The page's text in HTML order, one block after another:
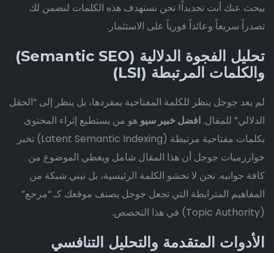
يبحث عنك أنت تحديداً! نحن نستهدف هذه الكلمات لنضمن لك
تصدراً سريعاً وعائداً فورياً على الاستثمار.
تحليل الفجوة الدلالية (Semantic SEO)
والكلمات المرتبطة (LSI)
لم يعد جوجل ينظر للكلمة المفتاحية بمفردها، بل ينظر إلى “الحقل
الدلالي” للمقال. افضل خبير سيو هو من يستطيع إثراء المحتوى
بكلمات مفتاحية مرتبطة (Latent Semantic Indexing) تخبر
خوارزميات جوجل أن هذا المقال شامل ويغطي الموضوع من
كافة جوانبه. نحن لا نحشو الكلمة الرئيسية، بل نبني شبكة من
المفاهيم المترابطة التي تجعل جوجل يصنف موقعك كـ “مرجع”
(Topic Authority) في هذا التخصص.
الأدوات المتقدمة والتحليل التنافسي